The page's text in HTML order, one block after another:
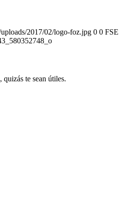
2017/02/logo-foz.jpg 0 0 FSE
quizás te sean útiles.